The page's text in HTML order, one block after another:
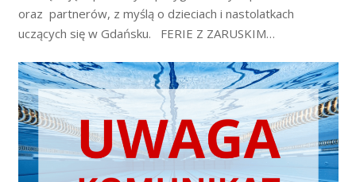
oraz partnerów, z myślą o dzieciach i nastolatkach
uczących się w Gdańsku. FERIE Z ZARUSKIM…